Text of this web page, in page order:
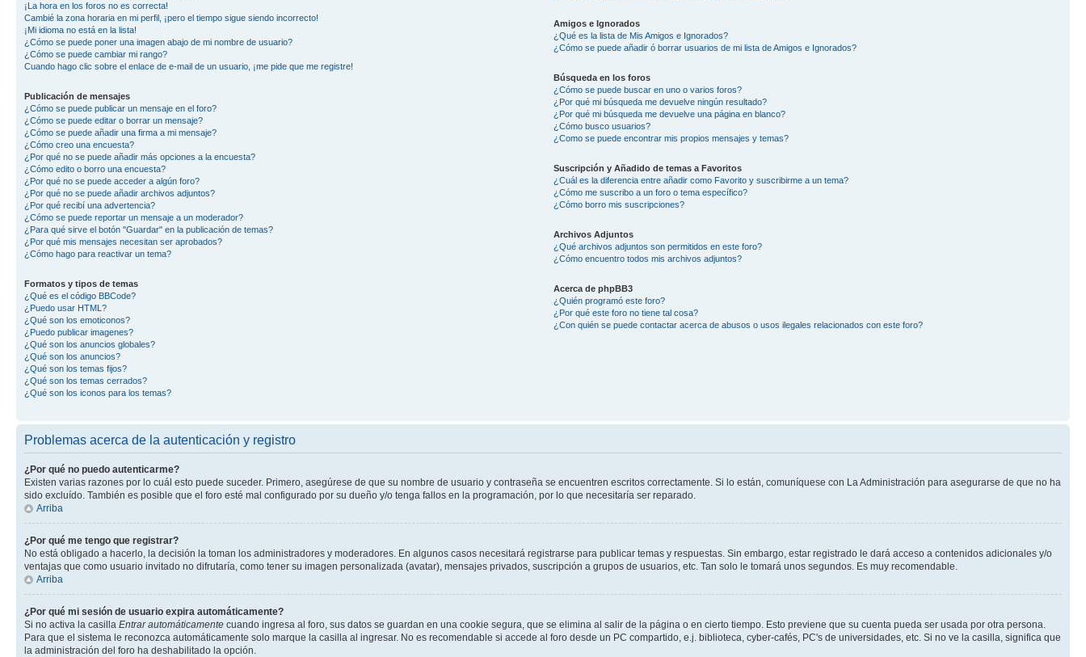
¡La hora en los foros no es correcta!
Cambié la zona horaria en mi perfil, ¡pero el tiempo sigue siendo incorrecto!
¡Mi idioma no está en la lista!
¿Cómo se puede poner una imagen abajo de mi nombre de usuario?
¿Cómo se puede cambiar mi rango?
Cuando hago clic sobre el enlace de e-mail de un usuario, ¡me pide que me registre!
Publicación de mensajes
¿Cómo se puede publicar un mensaje en el foro?
¿Cómo se puede editar o borrar un mensaje?
¿Cómo se puede añadir una firma a mi mensaje?
¿Cómo creo una encuesta?
¿Por qué no se puede añadir más opciones a la encuesta?
¿Cómo edito o borro una encuesta?
¿Por qué no se puede acceder a algún foro?
¿Por qué no se puede añadir archivos adjuntos?
¿Por qué recibí una advertencia?
¿Cómo se puede reportar un mensaje a un moderador?
¿Para qué sirve el botón "Guardar" en la publicación de temas?
¿Por qué mis mensajes necesitan ser aprobados?
¿Cómo hago para reactivar un tema?
Formatos y tipos de temas
¿Qué es el código BBCode?
¿Puedo usar HTML?
¿Qué son los emoticonos?
¿Puedo publicar imagenes?
¿Qué son los anuncios globales?
¿Qué son los anuncios?
¿Qué son los temas fijos?
¿Qué son los temas cerrados?
¿Qué son los iconos para los temas?
Amigos e Ignorados
¿Qué es la lista de Mis Amigos e Ignorados?
¿Cómo se puede añadir ó borrar usuarios de mi lista de Amigos e Ignorados?
Búsqueda en los foros
¿Cómo se puede buscar en uno o varios foros?
¿Por qué mi búsqueda me devuelve ningún resultado?
¿Por qué mi búsqueda me devuelve una página en blanco?
¿Cómo busco usuarios?
¿Como se puede encontrar mis propios mensajes y temas?
Suscripción y Añadido de temas a Favoritos
¿Cuál es la diferencia entre añadir como Favorito y suscribirme a un tema?
¿Cómo me suscribo a un foro o tema específico?
¿Cómo borro mis suscripciones?
Archivos Adjuntos
¿Qué archivos adjuntos son permitidos en este foro?
¿Cómo encuentro todos mis archivos adjuntos?
Acerca de phpBB3
¿Quién programó este foro?
¿Por qué este foro no tiene tal cosa?
¿Con quién se puede contactar acerca de abusos o usos ilegales relacionados con este foro?
Problemas acerca de la autenticación y registro
¿Por qué no puedo autenticarme?
Existen varias razones por lo cuál esto puede suceder. Primero, asegúrese de que su nombre de usuario y contraseña se encuentren escritos correctamente. Si lo están, comuníquese con La Administración para asegurarse de que no ha
sido excluído. También es posible que el foro esté mal configurado por su dueño y/o tenga fallos en la programación, por lo que necesitaría ser reparado.
Arriba
¿Por qué me tengo que registrar?
No está obligado a hacerlo, la decisión la toman los administradores y moderadores. En algunos casos necesitará registrarse para publicar temas y respuestas. Sin embargo, estar registrado le dará acceso a contenidos adicionales y/o
ventajas que como usuario invitado no difrutaría, como tener su imagen personalizada (avatar), mensajes privados, suscripción a grupos de usuarios, etc. Tan solo le tomará unos segundos. Es muy recomendable.
Arriba
¿Por qué mi sesión de usuario expira automáticamente?
Si no activa la casilla Entrar automáticamente cuando ingresa al foro, sus datos se guardan en una cookie segura, que se elimina al salir de la página o en cierto tiempo. Esto previene que su cuenta pueda ser usada por otra persona.
Para que el sistema le reconozca automáticamente solo marque la casilla al ingresar. No es recomendable si accede al foro desde un PC compartido, e.j. biblioteca, cyber-cafés, PC's de universidades, etc. Si no ve la casilla, significa que
la administración del foro ha deshabilitado la opción.